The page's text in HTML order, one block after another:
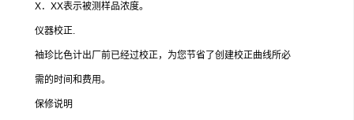
X．XX表示被测样品浓度。
仪器校正.
袖珍比色计出厂前已经过校正，为您节省了创建校正曲线所必
需的时间和费用。
保修说明